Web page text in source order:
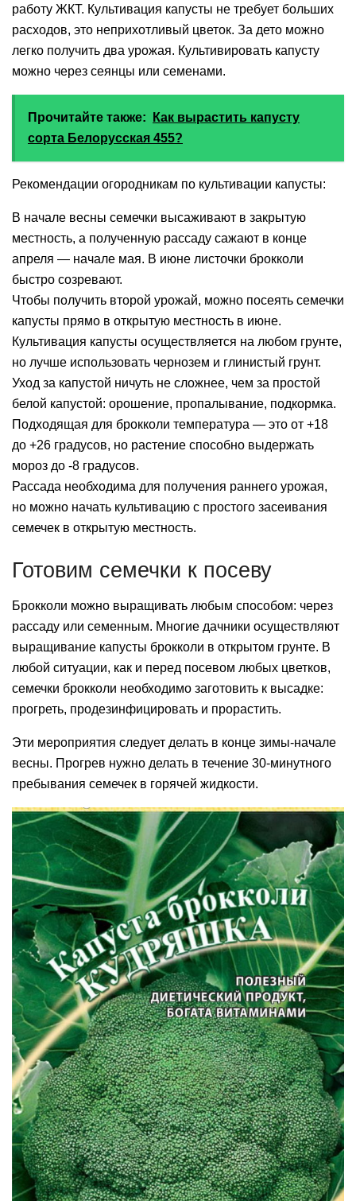
работу ЖКТ. Культивация капусты не требует больших
расходов, это неприхотливый цветок. За дето можно
легко получить два урожая. Культивировать капусту
можно через сеянцы или семенами.
Прочитайте также:
Как вырастить капусту
сорта Белорусская 455?
Рекомендации огородникам по культивации капусты:
В начале весны семечки высаживают в закрытую
местность, а полученную рассаду сажают в конце
апреля — начале мая. В июне листочки брокколи
быстро созревают.
Чтобы получить второй урожай, можно посеять семечки
капусты прямо в открытую местность в июне.
Культивация капусты осуществляется на любом грунте,
но лучше использовать чернозем и глинистый грунт.
Уход за капустой ничуть не сложнее, чем за простой
белой капустой: орошение, пропалывание, подкормка.
Подходящая для брокколи температура — это от +18
до +26 градусов, но растение способно выдержать
мороз до -8 градусов.
Рассада необходима для получения раннего урожая,
но можно начать культивацию с простого засеивания
семечек в открытую местность.
Готовим семечки к посеву
Брокколи можно выращивать любым способом: через
рассаду или семенным. Многие дачники осуществляют
выращивание капусты брокколи в открытом грунте. В
любой ситуации, как и перед посевом любых цветков,
семечки брокколи необходимо заготовить к высадке:
прогреть, продезинфицировать и прорастить.
Эти мероприятия следует делать в конце зимы-начале
весны. Прогрев нужно делать в течение 30-минутного
пребывания семечек в горячей жидкости.